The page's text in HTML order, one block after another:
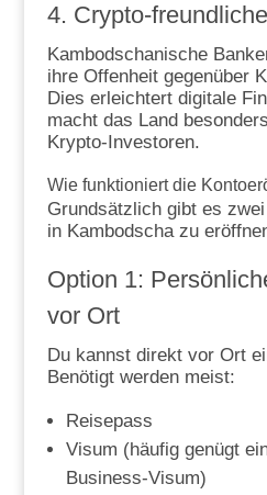
4. Crypto-
Kambodschanische
ihre Offenheit gegenüber
Dies erleichtert digitale
macht das Land
Krypto-Investoren.
Wie funktioniert die
Grundsätzlich gibt es
in Kambodscha zu
Option 1:
vor Ort
Du kannst direkt vor Ort
Benötigt werden meist:
Reisepass
Visum (häufig genügt
Business-Visum)